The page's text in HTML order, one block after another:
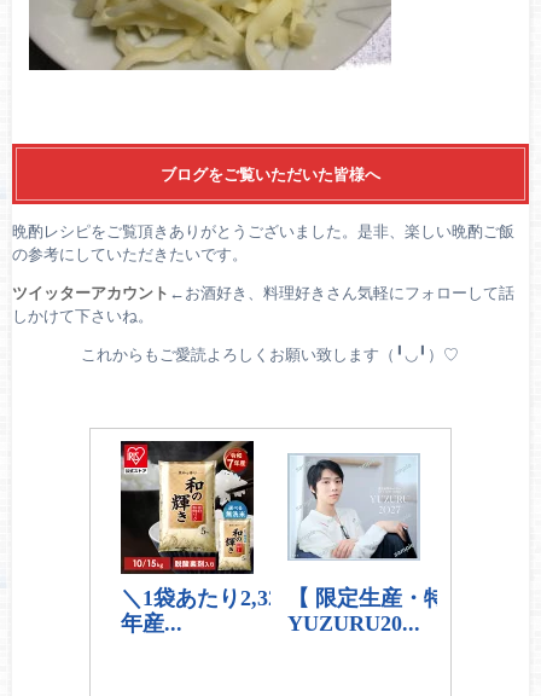
ブログをご覧いただいた皆様へ
晩酌レシピをご覧頂きありがとうございました。是非、楽しい晩酌ご飯
の参考にしていただきたいです。
ツイッターアカウント ←お酒好き、料理好きさん気軽にフォローして話
しかけて下さいね。
これからもご愛読よろしくお願い致します（╹◡╹）♡